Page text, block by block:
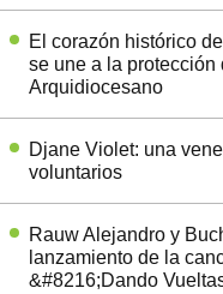
El corazón histórico
se une a la protección
Arquidiocesano
Djane Violet: una
voluntarios
Rauw Alejandro y
lanzamiento de la
&#8216;Dando